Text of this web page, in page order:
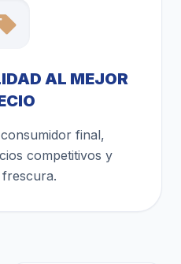
AL MEJOR
final,
competitivos y
frescura.